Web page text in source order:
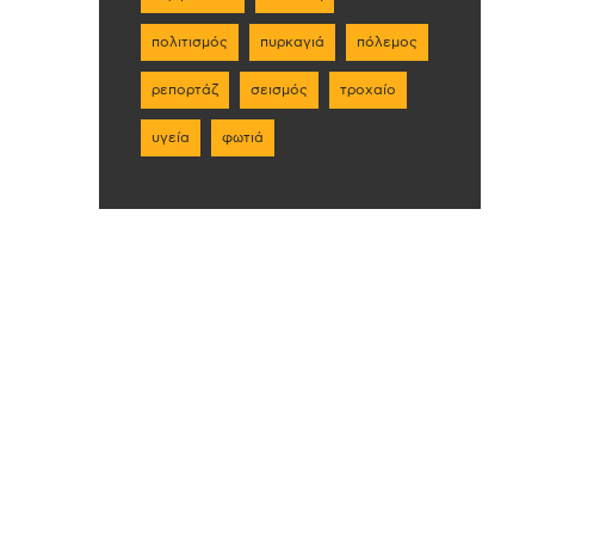
πολιτισμός πυρκαγιά πόλεμος
ρεπορτάζ σεισμός τροχαίο
υγεία φωτιά